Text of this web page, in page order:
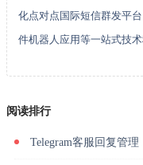
化点对点国际短信群发平
件机器人应用等一站式技
阅读排行
Telegram客服回复管